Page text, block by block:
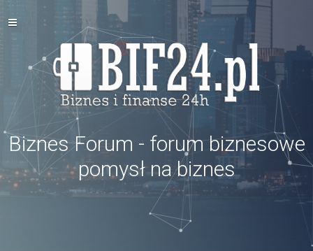
Biznes Forum - forum biznesowe
pomysł na biznes